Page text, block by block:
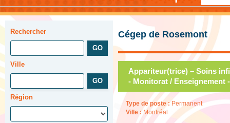
Rechercher
Ville
Région
Cégep de Rosemont
Appariteur(trice) – Soins
- Monitorat / Enseignement
Type de poste : Permanent
Ville : Montréal